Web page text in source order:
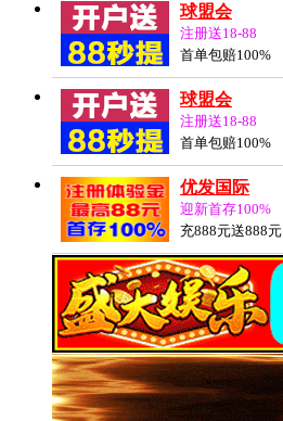
球盟会
注册送18-88
首单包赔100%
球盟会
注册送18-88
首单包赔100%
优发国际
迎新首存100%
充888元送888元